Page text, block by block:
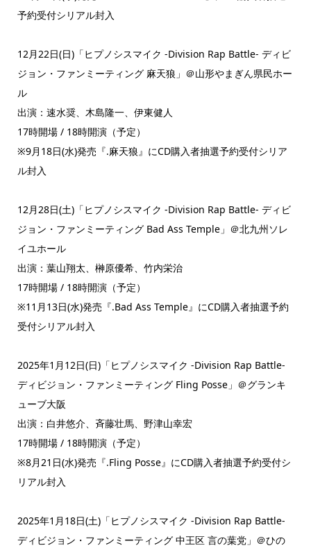
予約受付シリアル封入
12月22日(日)「ヒプノシスマイク -Division Rap Battle- ディビ
ジョン・ファンミーティング 麻天狼」＠山形やまぎん県民ホー
ル
出演：速水奨、木島隆一、伊東健人
17時開場 / 18時開演（予定）
※9月18日(水)発売『.麻天狼』にCD購入者抽選予約受付シリア
ル封入
12月28日(土)「ヒプノシスマイク -Division Rap Battle- ディビ
ジョン・ファンミーティング Bad Ass Temple」＠北九州ソレ
イユホール
出演：葉山翔太、榊原優希、竹内栄治
17時開場 / 18時開演（予定）
※11月13日(水)発売『.Bad Ass Temple』にCD購入者抽選予約
受付シリアル封入
2025年1月12日(日)「ヒプノシスマイク -Division Rap Battle-
ディビジョン・ファンミーティング Fling Posse」＠グランキ
ューブ大阪
出演：白井悠介、斉藤壮馬、野津山幸宏
17時開場 / 18時開演（予定）
※8月21日(水)発売『.Fling Posse』にCD購入者抽選予約受付シ
リアル封入
2025年1月18日(土)「ヒプノシスマイク -Division Rap Battle-
ディビジョン・ファンミーティング 中王区 言の葉党」＠ひの